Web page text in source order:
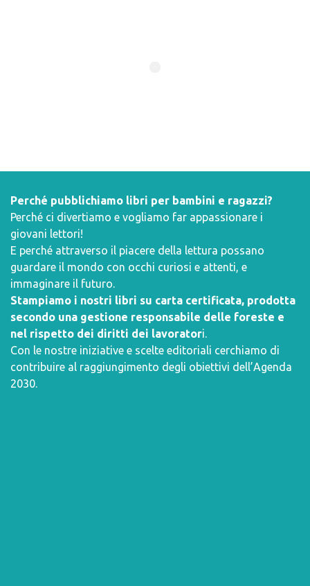
Perché pubblichiamo libri per bambini e ragazzi?
Perché ci divertiamo e vogliamo far appassionare i
giovani lettori!
E perché attraverso il piacere della lettura possano
guardare il mondo con occhi curiosi e attenti, e
immaginare il futuro.
Stampiamo i nostri libri su carta certificata, prodotta
secondo una gestione responsabile delle foreste e
nel rispetto dei diritti dei lavoratori.
Con le nostre iniziative e scelte editoriali cerchiamo di
contribuire al raggiungimento degli obiettivi dell’Agenda
2030